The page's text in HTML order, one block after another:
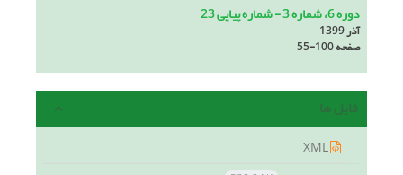
دوره 6، شماره 3 - شماره پیاپی 23
آذر 1399
صفحه55-100
فایل ها